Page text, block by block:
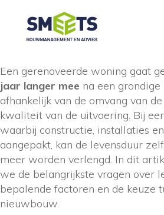
ariane waarsing
Een gerenoveerde woning gaat
jaar langer mee na een grondige
afhankelijk van de omvang van
kwaliteit van de uitvoering. Bij
waarbij constructie, installaties
aangepakt, kan de levensduur
meer worden verlengd. In dit
we de belangrijkste vragen over
bepalende factoren en de keuze
nieuwbouw.